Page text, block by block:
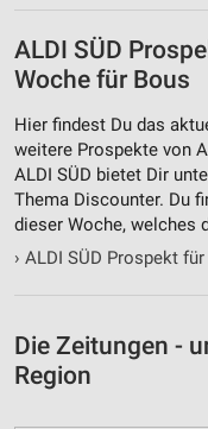
ALDI SÜD
Woche für Bous
Hier findest Du das
weitere Prospekte von
ALDI SÜD bietet Dir
Thema Discounter. Du
dieser Woche, welches
› ALDI SÜD Prospekt
Die Zeitungen -
Region